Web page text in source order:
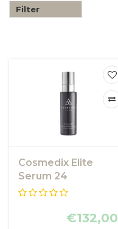
Filter
Cosmedix Elite
Serum 24
€132,00